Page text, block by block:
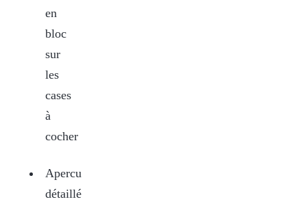
en
bloc
sur
les
cases
à
cocher
Apercu
détaillé